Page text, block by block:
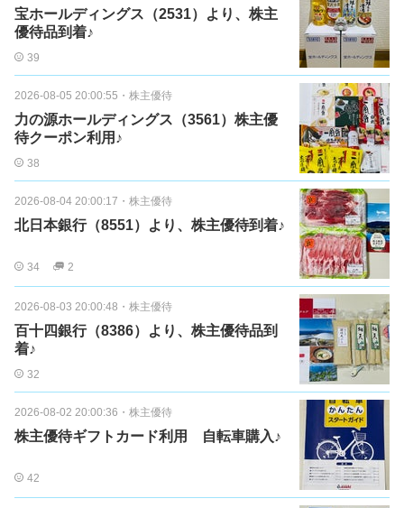
宝ホールディングス（2531）より、株主
優待品到着♪
39
2026-08-05 20:00:55 ・ 株主優待
力の源ホールディングス（3561）株主優
待クーポン利用♪
38
2026-08-04 20:00:17 ・ 株主優待
北日本銀行（8551）より、株主優待到着♪
34 2
2026-08-03 20:00:48 ・ 株主優待
百十四銀行（8386）より、株主優待品到
着♪
32
2026-08-02 20:00:36 ・ 株主優待
株主優待ギフトカード利用 自転車購入♪
42